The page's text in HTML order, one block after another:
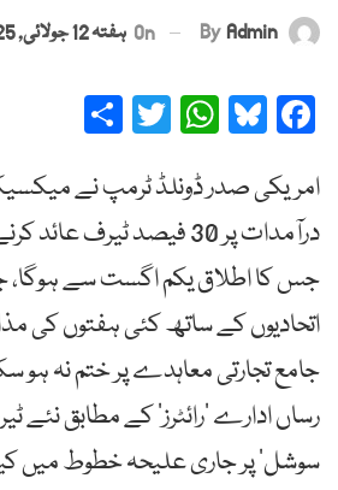
By Admin
On ہفتہ 12 جولائی, 2025
Facebook
Bluesky
WhatsApp
Twitter
امریکی صدر ڈونلڈ ٹرمپ نے
درآمدات پر 30 فیصد ٹیرف
جس کا اطلاق یکم اگست سے ہوگا،
اتحادیوں کے ساتھ کئی ہفتوں کی
جامع تجارتی معاہدے پر ختم نہ ہو
رساں ادارے ’رائٹرز‘ کے مطابق نئے
سوشل‘ پر جاری علیحہ خطوط میں